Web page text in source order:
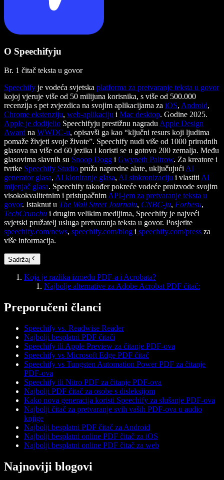
O Speechifyju
Br. 1 čitač teksta u govor
Speechify je vodeća svjetska platforma za pretvaranje teksta u govor
kojoj vjeruje više od 50 milijuna korisnika, s više od 500.000
recenzija s pet zvjezdica na svojim aplikacijama za iOS, Android,
Chrome ekstenziju, web-aplikaciju i Mac desktop. Godine 2025.
Apple je dodijelio Speechifyju prestižnu nagradu Apple Design
Award na WWDC-u, opisavši ga kao “ključni resurs koji ljudima
pomaže živjeti svoje živote”. Speechify nudi više od 1000 prirodnih
glasova na više od 60 jezika i koristi se u gotovo 200 zemalja. Među
glasovima slavnih su Snoop Dogg i Gwyneth Paltrow. Za kreatore i
tvrtke Speechify Studio pruža napredne alate, uključujući AI
generator glasa, AI kloniranje glasa, AI sinkronizaciju i vlastiti AI
mijenjač glasa. Speechify također pokreće vodeće proizvode svojim
visokokvalitetnim i pristupačnim API-jem za pretvaranje teksta u
govor. Istaknut u The Wall Street Journalu, CNBC-ju, Forbesu,
TechCrunchu i drugim velikim medijima, Speechify je najveći
svjetski pružatelj usluga pretvaranja teksta u govor. Posjetite
speechify.com/news, speechify.com/blog i speechify.com/press za
više informacija.
Sadržaj
Koja je razlika između PDF-a i Acrobata?
Najbolje alternative za Adobe Acrobat PDF čitač:
Preporučeni članci
Speechify vs. Readwise Reader
Najbolji besplatni PDF čitači
Speechify ili Apple Preview za čitanje PDF-ova
Speechify vs Microsoft Edge PDF čitač
Speechify vs Tungsten Automation Power PDF za čitanje
PDF-ova
Speechify ili Nitro PDF za čitanje PDF-ova
Najbolji PDF čitač za osobe s disleksijom
Kako nova generacija koristi Speechify za slušanje PDF-ova
Najbolji čitač za pretvaranje svih vaših PDF-ova u audio
knjige
Najbolji besplatni PDF čitač za Android
Najbolji besplatni online PDF čitač za iOS
Najbolji besplatni online PDF čitač za web
Najnoviji blogovi